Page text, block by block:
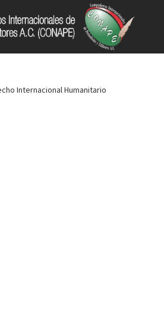
Internacional Humanitario